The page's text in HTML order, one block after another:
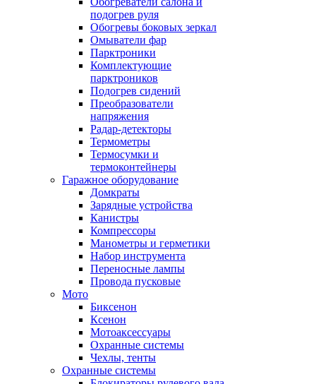
подогрев руля
Обогревы боковых зеркал
Омыватели фар
Парктроники
Комплектующие
парктроников
Подогрев сидений
Преобразователи
напряжения
Радар-детекторы
Термометры
Термосумки и
термоконтейнеры
Гаражное оборудование
Домкраты
Зарядные устройства
Канистры
Компрессоры
Манометры и герметики
Набор инструмента
Переносные лампы
Провода пусковые
Мото
Биксенон
Ксенон
Мотоаксессуары
Охранные системы
Чехлы, тенты
Охранные системы